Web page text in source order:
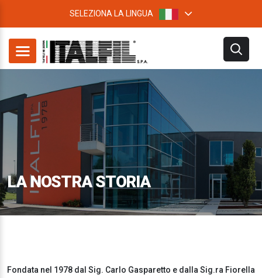
SELEZIONA LA LINGUA
LA NOSTRA STORIA
Fondata nel 1978 dal Sig. Carlo Gasparetto e dalla Sig.ra Fiorella